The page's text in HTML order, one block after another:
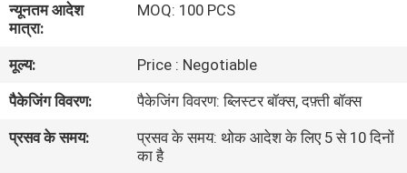
कारखाना
भ्रमण
गुणवत्ता
न्यूनतम आदेश
मात्रा:
MOQ: 100 PCS
मूल्य:
Price : Negotiable
पैकेजिंग विवरण:
पैकेजिंग विवरण: ब्लिस्टर बॉक्स, दफ़्ती बॉक्स
प्रसव के समय:
प्रसव के समय: थोक आदेश के लिए 5 से 10 दिनों
का है